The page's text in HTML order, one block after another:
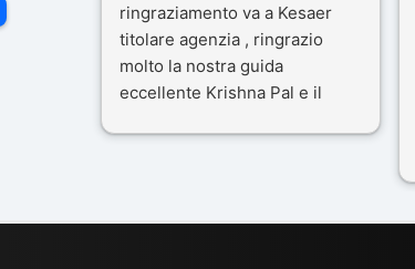
ringraziamento va a Kesaer
titolare agenzia , ringrazio
molto la nostra guida
eccellente Krishna Pal e il
consiglio questa agenzia